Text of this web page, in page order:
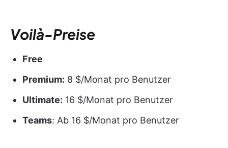
Voilà-Preise
Free
Premium: 8 $/Monat pro Benutzer
Ultimate: 16 $/Monat pro Benutzer
Teams: Ab 16 $/Monat pro Benutzer